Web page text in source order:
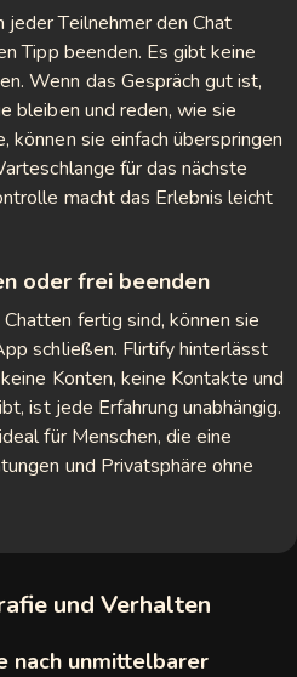
jeder Teilnehmer den Chat
Tipp beenden. Es gibt keine
Wenn das Gespräch gut ist,
bleiben und reden, wie sie
können sie einfach überspringen
für das nächste
macht das Erlebnis leicht
oder frei beenden
fertig sind, können sie
schließen. Flirtify hinterlässt
Konten, keine Kontakte und
ist jede Erfahrung unabhängig.
für Menschen, die eine
und Privatsphäre ohne
und Verhalten
nach unmittelbarer